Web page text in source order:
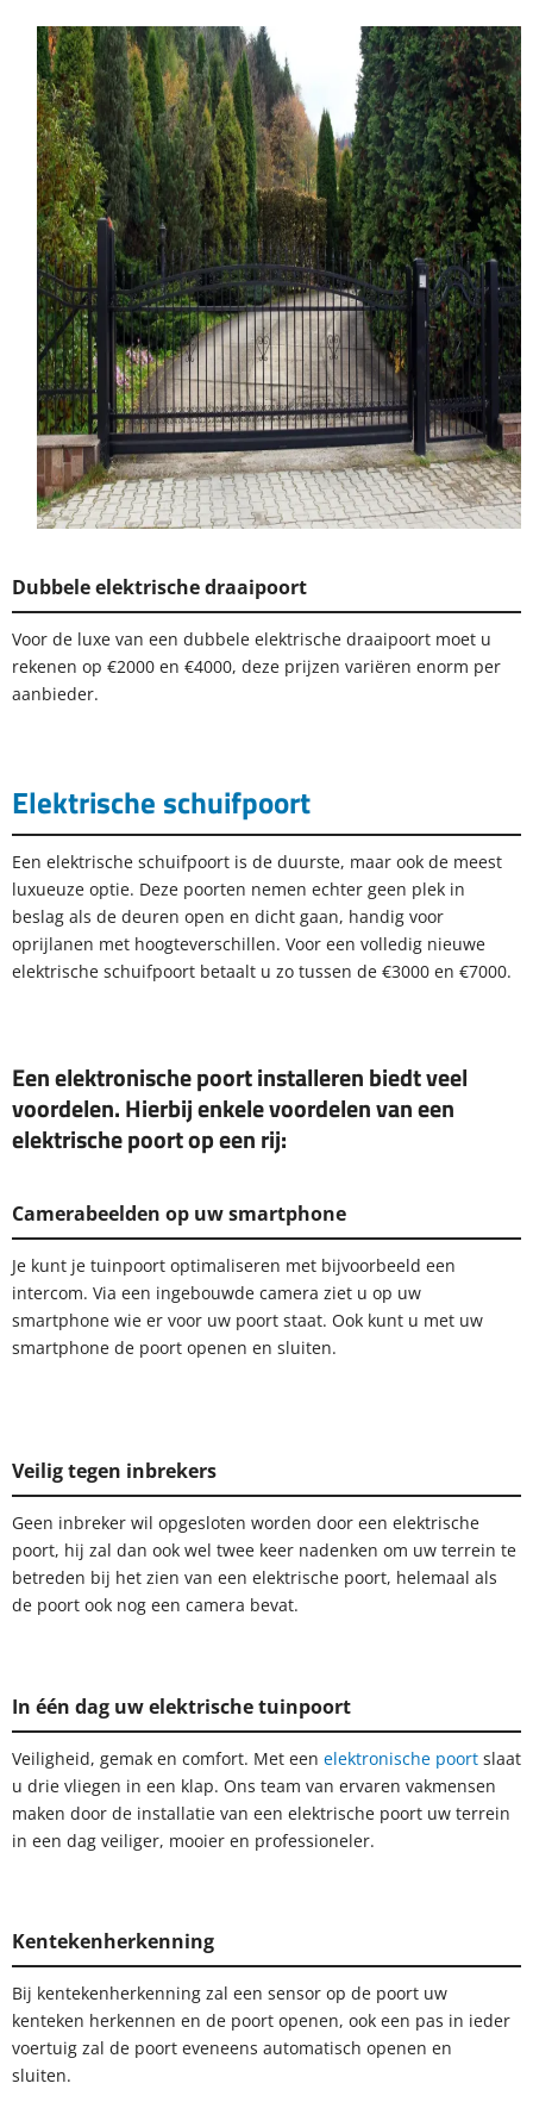
Dubbele elektrische draaipoort
Voor de luxe van een dubbele elektrische draaipoort moet u
rekenen op €2000 en €4000, deze prijzen variëren enorm per
aanbieder.
Elektrische schuifpoort
Een elektrische schuifpoort is de duurste, maar ook de meest
luxueuze optie. Deze poorten nemen echter geen plek in
beslag als de deuren open en dicht gaan, handig voor
oprijlanen met hoogteverschillen. Voor een volledig nieuwe
elektrische schuifpoort betaalt u zo tussen de €3000 en €7000.
Een elektronische poort installeren biedt veel
voordelen. Hierbij enkele voordelen van een
elektrische poort op een rij:
Camerabeelden op uw smartphone
Je kunt je tuinpoort optimaliseren met bijvoorbeeld een
intercom. Via een ingebouwde camera ziet u op uw
smartphone wie er voor uw poort staat. Ook kunt u met uw
smartphone de poort openen en sluiten.
Veilig tegen inbrekers
Geen inbreker wil opgesloten worden door een elektrische
poort, hij zal dan ook wel twee keer nadenken om uw terrein te
betreden bij het zien van een elektrische poort, helemaal als
de poort ook nog een camera bevat.
In één dag uw elektrische tuinpoort
Veiligheid, gemak en comfort. Met een elektronische poort slaat
u drie vliegen in een klap. Ons team van ervaren vakmensen
maken door de installatie van een elektrische poort uw terrein
in een dag veiliger, mooier en professioneler.
Kentekenherkenning
Bij kentekenherkenning zal een sensor op de poort uw
kenteken herkennen en de poort openen, ook een pas in ieder
voertuig zal de poort eveneens automatisch openen en
sluiten.